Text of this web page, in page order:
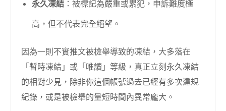
永久凍結 ：被標記為嚴重或累犯，申訴難度極
高，但不代表完全絕望。
因為一則不實推文被檢舉導致的凍結，大多落在
「暫時凍結」或「唯讀」等級，真正立刻永久凍結
的相對少見，除非你這個帳號過去已經有多次違規
紀錄，或是被檢舉的量短時間內異常龐大。